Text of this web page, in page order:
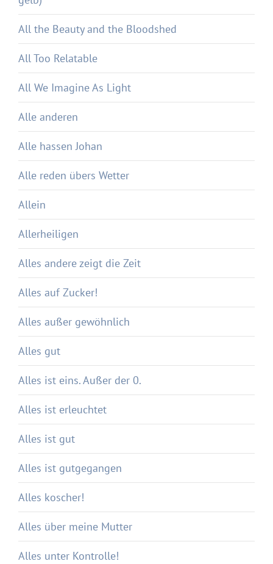
All the Beauty and the Bloodshed
All Too Relatable
All We Imagine As Light
Alle anderen
Alle hassen Johan
Alle reden übers Wetter
Allein
Allerheiligen
Alles andere zeigt die Zeit
Alles auf Zucker!
Alles außer gewöhnlich
Alles gut
Alles ist eins. Außer der 0.
Alles ist erleuchtet
Alles ist gut
Alles ist gutgegangen
Alles koscher!
Alles über meine Mutter
Alles unter Kontrolle!